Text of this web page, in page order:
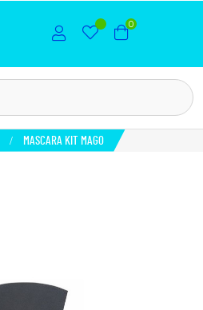
0
MASCARA KIT MAGO